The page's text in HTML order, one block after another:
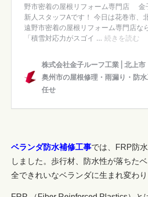
ベランダ防水補修工事では、 FRP防
しました。歩行材、防水性が落ちた
全できれいなベランダに生まれ変わり